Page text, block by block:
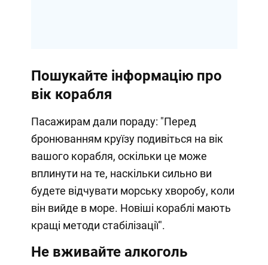
Пошукайте інформацію про
вік корабля
Пасажирам дали пораду: "Перед
бронюванням круїзу подивіться на вік
вашого корабля, оскільки це може
вплинути на те, наскільки сильно ви
будете відчувати морську хворобу, коли
він вийде в море. Новіші кораблі мають
кращі методи стабілізації".
Не вживайте алкоголь